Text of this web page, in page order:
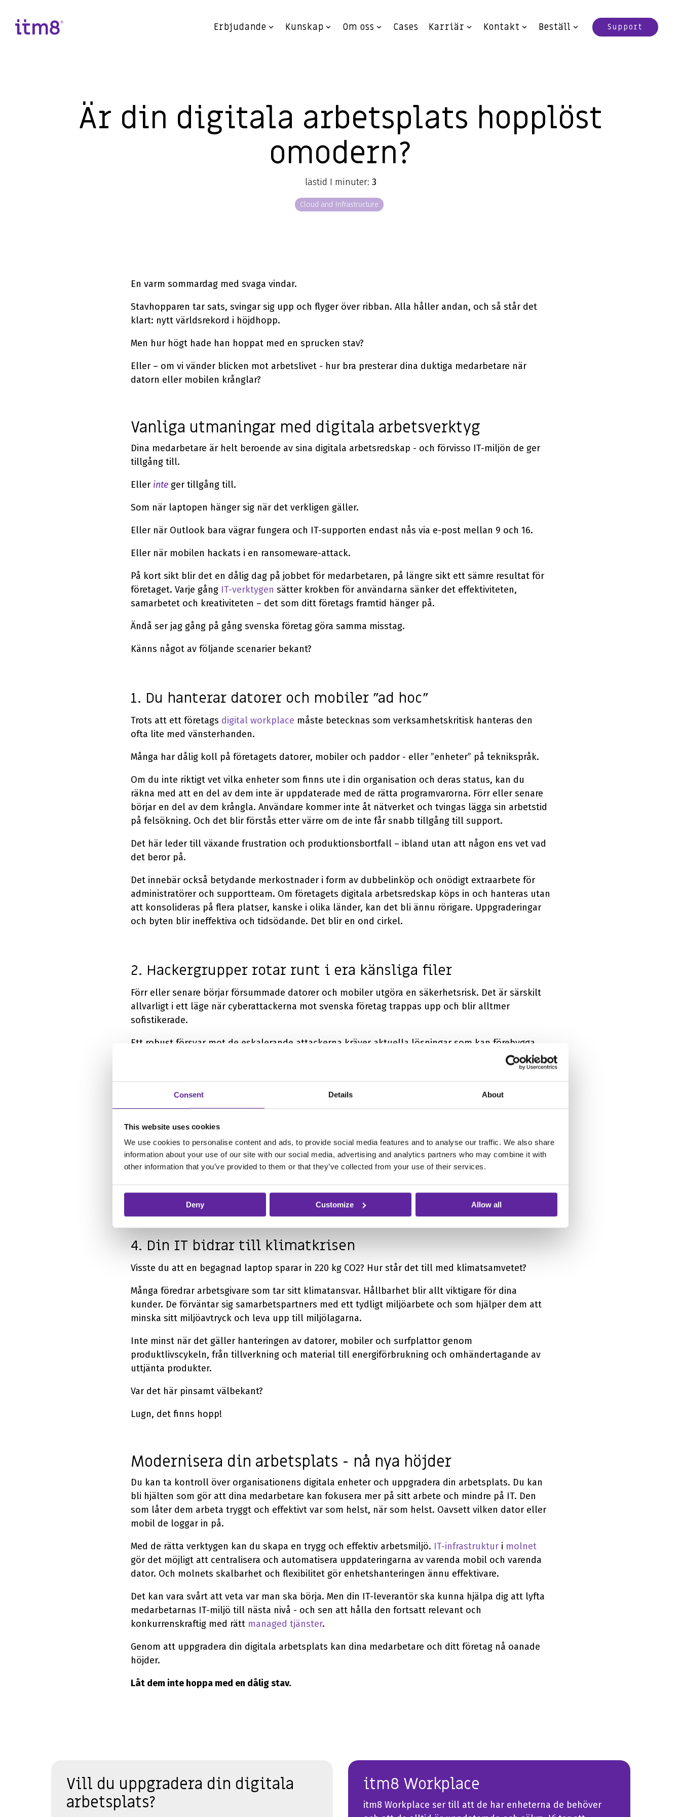
Consent Details About
This website uses cookies
We use cookies to personalise content and ads, to provide social media features and to analyse our traffic. We also share
information about your use of our site with our social media, advertising and analytics partners who may combine it with
other information that you’ve provided to them or that they’ve collected from your use of their services.
Deny Customize Allow all
indhold
Erbjudande Kunskap Om oss Cases Karriär Kontakt Beställ Support
Är din digitala arbetsplats hopplöst
omodern?
lästid I minuter: 3
Cloud and Infrastructure
En varm sommardag med svaga vindar.
Stavhopparen tar sats, svingar sig upp och flyger över ribban. Alla håller andan, och så står det
klart: nytt världsrekord i höjdhopp.
Men hur högt hade han hoppat med en sprucken stav?
Eller – om vi vänder blicken mot arbetslivet - hur bra presterar dina duktiga medarbetare när
datorn eller mobilen krånglar?
Vanliga utmaningar med digitala arbetsverktyg
Dina medarbetare är helt beroende av sina digitala arbetsredskap - och förvisso IT-miljön de ger
tillgång till.
Eller inte ger tillgång till.
Som när laptopen hänger sig när det verkligen gäller.
Eller när Outlook bara vägrar fungera och IT-supporten endast nås via e-post mellan 9 och 16.
Eller när mobilen hackats i en ransomeware-attack.
På kort sikt blir det en dålig dag på jobbet för medarbetaren, på längre sikt ett sämre resultat för
företaget. Varje gång IT-verktygen sätter krokben för användarna sänker det effektiviteten,
samarbetet och kreativiteten – det som ditt företags framtid hänger på.
Ändå ser jag gång på gång svenska företag göra samma misstag.
Känns något av följande scenarier bekant?
1. Du hanterar datorer och mobiler ”ad hoc”
Trots att ett företags digital workplace måste betecknas som verksamhetskritisk hanteras den
ofta lite med vänsterhanden.
Många har dålig koll på företagets datorer, mobiler och paddor - eller ”enheter” på teknikspråk.
Om du inte riktigt vet vilka enheter som finns ute i din organisation och deras status, kan du
räkna med att en del av dem inte är uppdaterade med de rätta programvarorna. Förr eller senare
börjar en del av dem krångla. Användare kommer inte åt nätverket och tvingas lägga sin arbetstid
på felsökning. Och det blir förstås etter värre om de inte får snabb tillgång till support.
Det här leder till växande frustration och produktionsbortfall – ibland utan att någon ens vet vad
det beror på.
Det innebär också betydande merkostnader i form av dubbelinköp och onödigt extraarbete för
administratörer och supportteam. Om företagets digitala arbetsredskap köps in och hanteras utan
att konsolideras på flera platser, kanske i olika länder, kan det bli ännu rörigare. Uppgraderingar
och byten blir ineffektiva och tidsödande. Det blir en ond cirkel.
2. Hackergrupper rotar runt i era känsliga filer
Förr eller senare börjar försummade datorer och mobiler utgöra en säkerhetsrisk. Det är särskilt
allvarligt i ett läge när cyberattackerna mot svenska företag trappas upp och blir alltmer
sofistikerade.
Ett robust försvar mot de eskalerande attackerna kräver aktuella lösningar som kan förebygga,
3.Nyanställda väntar på sin laptop
Att börja på sin nya arbetsplats utan att se röken av vare sig dator eller mobil är ingen bra start -
men ändå ack så vanligt. Det kan gå dagar, veckor, medan intrycket av ditt företag sakta dalar,
hur chefen och de nya kollegorna än försöker hålla stämningen uppe. Den nya rekryten får gå
runt och känna sig dum, onyttig och med en växande känsla av att inte vara prioriterad. Ett
onboarding=fördröjd produktivitet.
4. Din IT bidrar till klimatkrisen
Visste du att en begagnad laptop sparar in 220 kg CO2? Hur står det till med klimatsamvetet?
Många föredrar arbetsgivare som tar sitt klimatansvar. Hållbarhet blir allt viktigare för dina
kunder. De förväntar sig samarbetspartners med ett tydligt miljöarbete och som hjälper dem att
minska sitt miljöavtryck och leva upp till miljölagarna.
Inte minst när det gäller hanteringen av datorer, mobiler och surfplattor genom
produktlivscykeln, från tillverkning och material till energiförbrukning och omhändertagande av
uttjänta produkter.
Var det här pinsamt välbekant?
Lugn, det finns hopp!
Modernisera din arbetsplats - nå nya höjder
Du kan ta kontroll över organisationens digitala enheter och uppgradera din arbetsplats. Du kan
bli hjälten som gör att dina medarbetare kan fokusera mer på sitt arbete och mindre på IT. Den
som låter dem arbeta tryggt och effektivt var som helst, när som helst. Oavsett vilken dator eller
mobil de loggar in på.
Med de rätta verktygen kan du skapa en trygg och effektiv arbetsmiljö. IT-infrastruktur i molnet
gör det möjligt att centralisera och automatisera uppdateringarna av varenda mobil och varenda
dator. Och molnets skalbarhet och flexibilitet gör enhetshanteringen ännu effektivare.
Det kan vara svårt att veta var man ska börja. Men din IT-leverantör ska kunna hjälpa dig att lyfta
medarbetarnas IT-miljö till nästa nivå - och sen att hålla den fortsatt relevant och
konkurrenskraftig med rätt managed tjänster.
Genom att uppgradera din digitala arbetsplats kan dina medarbetare och ditt företag nå oanade
höjder.
Låt dem inte hoppa med en dålig stav.
Vill du uppgradera din digitala
arbetsplats?
itm8 Workplace
itm8 Workplace ser till att de har enheterna de behöver